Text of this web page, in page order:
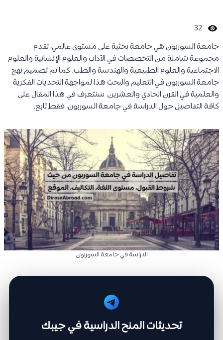
32
جامعة السوربون هي جامعة بحثية على مستوى عالمي، تقدم
مجموعة شاملة من التخصصات في الآداب والعلوم الإنسانية والعلوم
الاجتماعية والعلوم الطبيعية والهندسة والطب. كما تم تصميم نهج
جامعة السوربون في التعليم والبحث هذا لمواجهة التحديات الفكرية
والعلمية في القرن الحادي والعشرين. سنتعرف في هذا المقال على
كافة التفاصيل حول الدراسة في جامعة السوربون، فقط تابع.
الدراسة في جامعة السوربون
تحديثات المنح الدراسية في جيبك